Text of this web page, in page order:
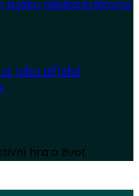
jako nějaká
hra o život